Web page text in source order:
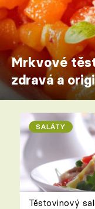
Mrkvové
zdravá a
SALÁTY
Těstovinový